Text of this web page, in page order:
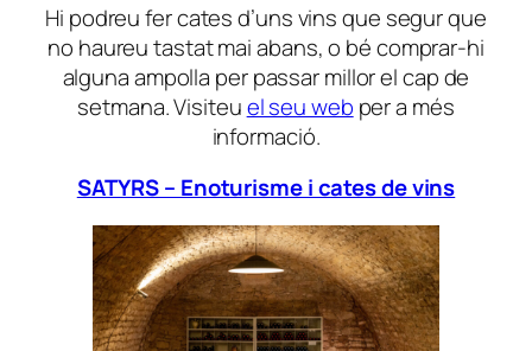
Hi podreu fer cates d’uns vins que segur que
no haureu tastat mai abans, o bé comprar-hi
alguna ampolla per passar millor el cap de
setmana. Visiteuel seu web per a més
informació.
SATYRS – Enoturisme i cates de vins